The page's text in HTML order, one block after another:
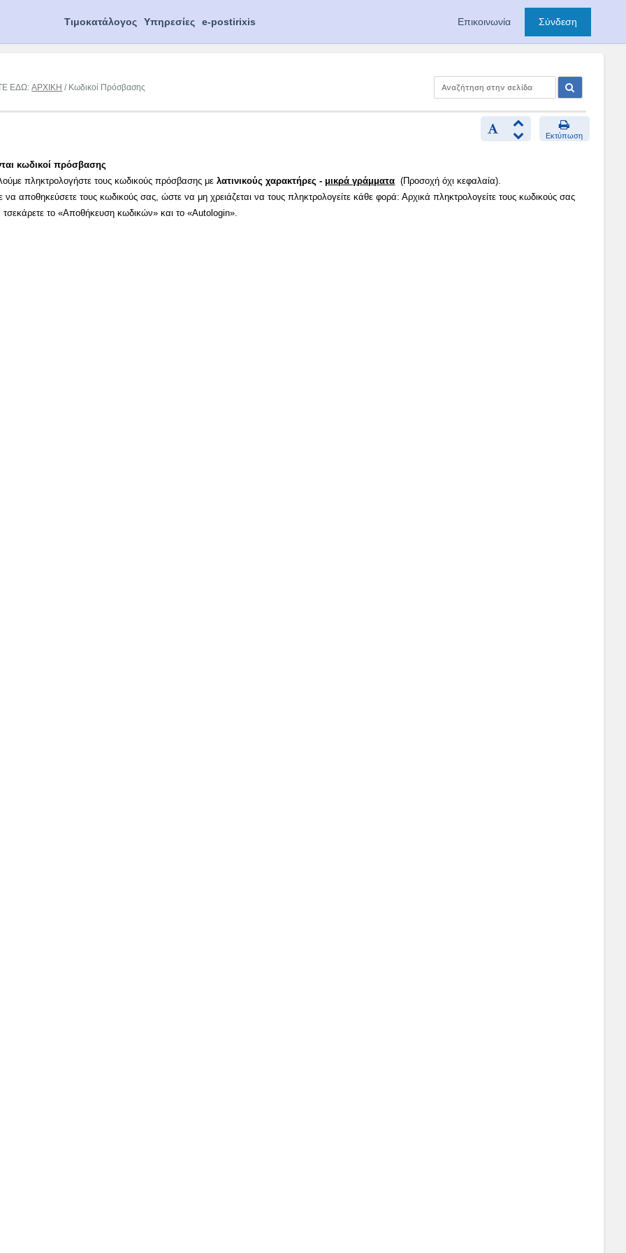
Τιμοκατάλογος Υπηρεσίες e-postirixis Επικοινωνία Σύνδεση
ΕΔΩ:ΑΡΧΙΚΗ / Κωδικοί Πρόσβασης
Εκτύπωση
κωδικοί πρόσβασης
πληκτρολογήστε τους κωδικούς πρόσβασης μελατινικούς χαρακτήρες - μικρά γράμματα (Προσοχή όχι κεφαλαία).
να αποθηκεύσετε τους κωδικούς σας, ώστε να μη χρειάζεται να τους πληκτρολογείτε κάθε φορά: Αρχικά πληκτρολογείτε τους κωδικούς σας
τσεκάρετε το «Αποθήκευση κωδικών» και το «Autologin».